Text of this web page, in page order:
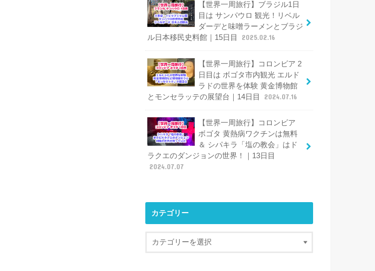
【世界一周旅行】ブラジル1日
目は サンパウロ 観光！リベル
ダーデと味噌ラーメンとブラジ
ル日本移民史料館｜15日目
2025.02.16
【世界一周旅行】コロンビア 2
日目は ボゴタ市内観光 エルド
ラドの世界を体験 黄金博物館
とモンセラッテの展望台｜14日目
2024.07.16
【世界一周旅行】コロンビア
ボゴタ 黄熱病ワクチンは無料
＆ シパキラ「塩の教会」はド
ラクエのダンジョンの世界！｜13日目
2024.07.07
カテゴリー